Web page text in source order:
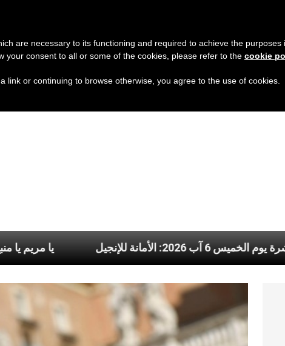
عناوين نشرة يوم الخميس 6 آب 2026: الأمانة للإنجيل
are necessary to its functioning and required to achieve the purposes
your consent to all or some of the cookies, please refer to the cookie
link or continuing to browse otherwise, you agree to the use of cookies.